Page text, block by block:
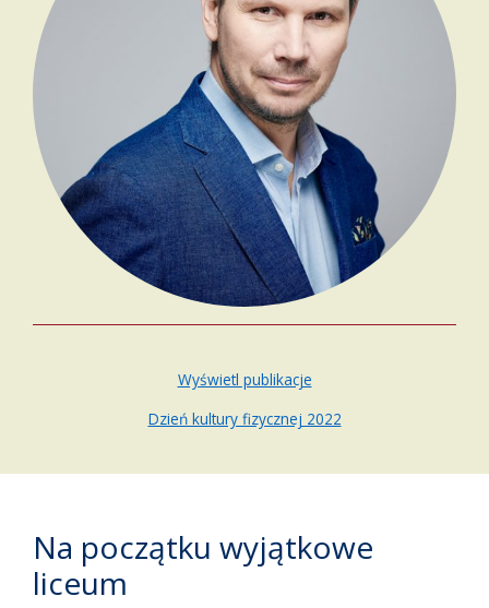
Wyświetl publikacje
Dzień kultury fizycznej 2022
Na początku wyjątkowe
liceum